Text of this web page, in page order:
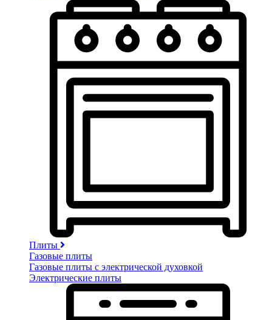
Плиты
Газовые плиты
Газовые плиты с электрической духовкой
Электрические плиты